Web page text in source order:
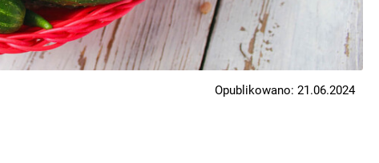
Opublikowano: 21.06.2024